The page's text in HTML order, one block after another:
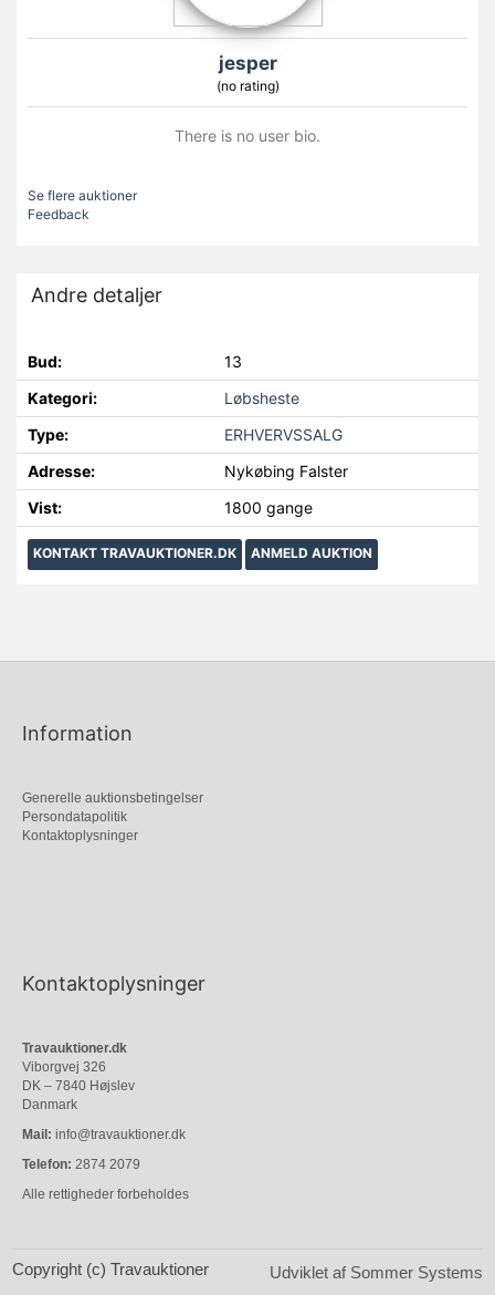
jesper
(no rating)
There is no user bio.
Se flere auktioner
Feedback
Andre detaljer
Bud:
13
Kategori:
Løbsheste
Type:
ERHVERVSSALG
Adresse:
Nykøbing Falster
Vist:
1800 gange
KONTAKT TRAVAUKTIONER.DK ANMELD AUKTION
Information
Generelle auktionsbetingelser
Persondatapolitik
Kontaktoplysninger
Kontaktoplysninger
Travauktioner.dk
Viborgvej 326
DK – 7840 Højslev
Danmark
Mail: info@travauktioner.dk
Telefon: 2874 2079
Alle rettigheder forbeholdes
Copyright (c) Travauktioner Udviklet af Sommer Systems